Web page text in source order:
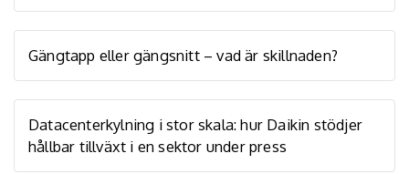
Gängtapp eller gängsnitt – vad är skillnaden?
Datacenterkylning i stor skala: hur Daikin stödjer
hållbar tillväxt i en sektor under press